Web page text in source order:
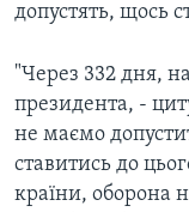
допустять, щось
"Через 332 дня,
президента, -
не маємо
ставитись до
країни, оборона